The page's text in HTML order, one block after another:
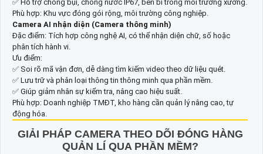
✅ Hỗ trợ chống bụi, chống nước IP67, bền bỉ trong môi trường xưởng.
Phù hợp: Khu vực đóng gói rộng, môi trường công nghiệp.
Camera AI nhận diện (Camera thông minh)
Đặc điểm: Tích hợp công nghệ AI, có thể nhận diện chữ, số hoặc
phân tích hành vi.
Ưu điểm:
✅ Soi rõ mã vận đơn, dễ dàng tìm kiếm video theo dữ liệu quét.
✅ Lưu trữ và phân loại thông tin thông minh qua phần mềm.
✅ Giúp giảm nhân sự kiểm tra, nâng cao hiệu suất.
Phù hợp: Doanh nghiệp TMĐT, kho hàng cần quản lý nâng cao, tự
động hóa.
GIẢI PHÁP CAMERA THEO DÕI ĐÓNG HÀNG
QUẢN LÍ QUA PHẦN MỀM?